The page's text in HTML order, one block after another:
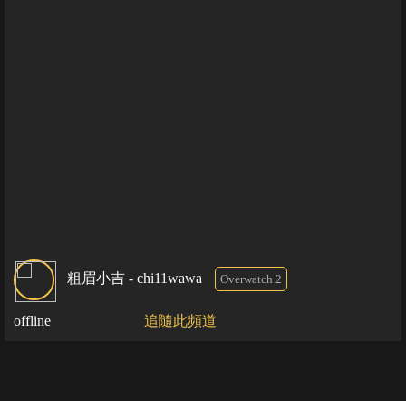
粗眉小吉 - chi11wawa Overwatch 2
offline 追隨此頻道